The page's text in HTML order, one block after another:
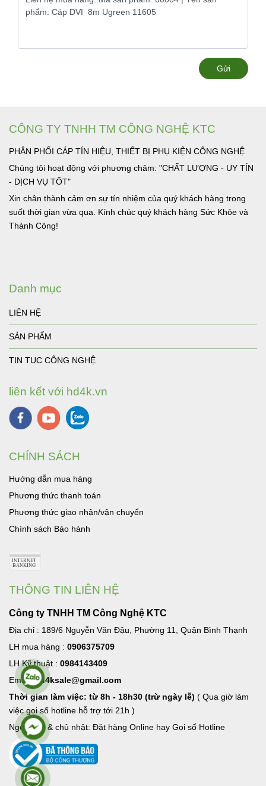
Gửi
CÔNG TY TNHH TM CÔNG NGHỆ KTC
PHÂN PHỐI CÁP TÍN HIỆU, THIẾT BỊ PHỤ KIỆN CÔNG NGHỆ
Chúng tôi hoạt động với phương châm: "CHẤT LƯỢNG - UY TÍN
- DỊCH VỤ TỐT"
Xin chân thành cảm ơn sự tín nhiệm của quý khách hàng trong
suốt thời gian vừa qua. Kính chúc quý khách hàng Sức Khỏe và
Thành Công!
Danh mục
LIÊN HỆ
SẢN PHẨM
TIN TUC CÔNG NGHỆ
liên kết với hd4k.vn
CHÍNH SÁCH
Hướng dẫn mua hàng
Phương thức thanh toán
Phương thức giao nhận/vận chuyển
Chính sách Bảo hành
THÔNG TIN LIÊN HỆ
Công ty TNHH TM Công Nghệ KTC
Địa chỉ : 189/6 Nguyễn Văn Đậu, Phường 11, Quận Bình Thạnh
LH mua hàng : 0906375709
LH Kỹ thuật : 0984143409
Email:hd4ksale@gmail.com
Thời gian làm việc: từ 8h - 18h30 (trừ ngày lễ) ( Qua giờ làm
việc goi số hotline hỗ trợ tới 21h )
Ngoài giờ & chủ nhật: Đặt hàng Online hay Gọi số Hotline